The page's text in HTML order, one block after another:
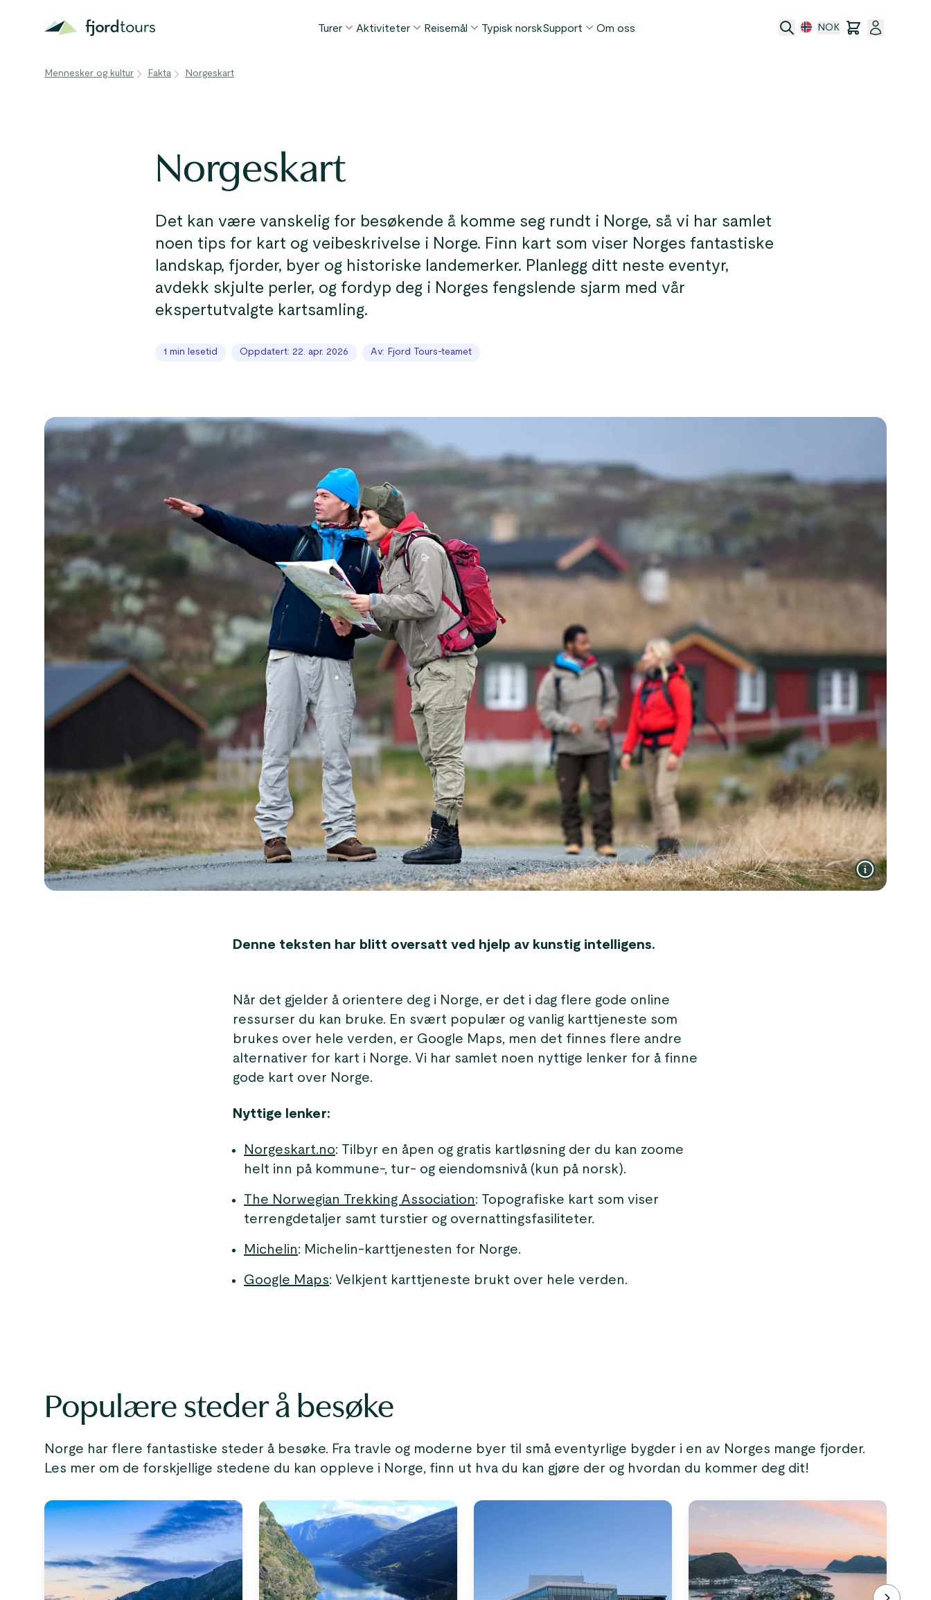
Turer
Vinterturer
Aktiviteter
Kajakkturer
Bilferger
Se alle aktiviteter
Reisemål
Geiranger
Fjorder
Typisk norskSupport Om oss NOK
Mennesker og kultur Fakta Norgeskart
Norgeskart
Det kan være vanskelig for besøkende å komme seg rundt i Norge, så vi har samlet
noen tips for kart og veibeskrivelse i Norge. Finn kart som viser Norges fantastiske
landskap, fjorder, byer og historiske landemerker. Planlegg ditt neste eventyr,
avdekk skjulte perler, og fordyp deg i Norges fengslende sjarm med vår
ekspertutvalgte kartsamling.
1 min lesetid Oppdatert: 22. apr. 2026 Av: Fjord Tours-teamet
Denne teksten har blitt oversatt ved hjelp av kunstig intelligens.
Når det gjelder å orientere deg i Norge, er det i dag flere gode online
ressurser du kan bruke. En svært populær og vanlig karttjeneste som
brukes over hele verden, er Google Maps, men det finnes flere andre
alternativer for kart i Norge. Vi har samlet noen nyttige lenker for å finne
gode kart over Norge.
Nyttige lenker:
Norgeskart.no: Tilbyr en åpen og gratis kartløsning der du kan zoome
helt inn på kommune-, tur- og eiendomsnivå (kun på norsk).
The Norwegian Trekking Association: Topografiske kart som viser
terrengdetaljer samt turstier og overnattingsfasiliteter.
Michelin: Michelin-karttjenesten for Norge.
Google Maps: Velkjent karttjeneste brukt over hele verden.
Populære steder å besøke
Norge har flere fantastiske steder å besøke. Fra travle og moderne byer til små eventyrlige bygder i en av Norges mange fjorder.
Les mer om de forskjellige stedene du kan oppleve i Norge, finn ut hva du kan gjøre der og hvordan du kommer deg dit!